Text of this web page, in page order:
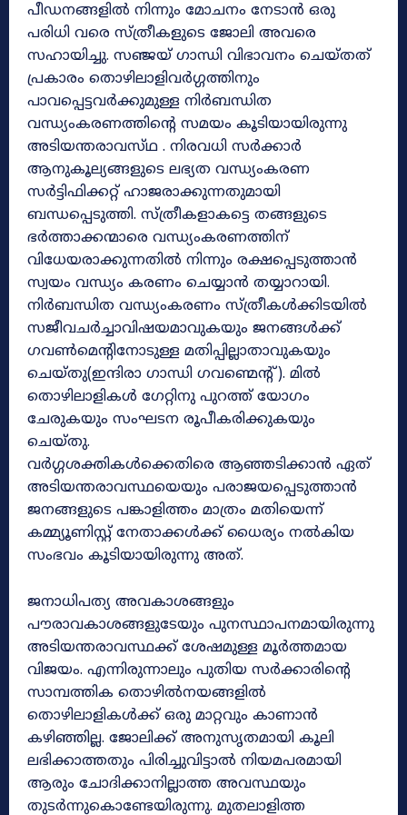
പീഡനങ്ങളിൽ നിന്നും മോചനം നേടാൻ ഒരു
പരിധി വരെ സ്ത്രീകളുടെ ജോലി അവരെ
സഹായിച്ചു. സഞ്ജയ് ഗാന്ധി വിഭാവനം ചെയ്തത്
പ്രകാരം തൊഴിലാളിവർഗ്ഗത്തിനും
പാവപ്പെട്ടവർക്കുമുള്ള നിർബന്ധിത
വന്ധ്യംകരണത്തിന്റെ സമയം കൂടിയായിരുന്നു
അടിയന്തരാവസ്‌ഥ . നിരവധി സർക്കാർ
ആനുകൂല്യങ്ങളുടെ ലഭ്യത വന്ധ്യംകരണ
സർട്ടിഫിക്കറ്റ് ഹാജരാക്കുന്നതുമായി
ബന്ധപ്പെടുത്തി. സ്ത്രീകളാകട്ടെ തങ്ങളുടെ
ഭർത്താക്കന്മാരെ വന്ധ്യംകരണത്തിന്
വിധേയരാക്കുന്നതിൽ നിന്നും രക്ഷപ്പെടുത്താൻ
സ്വയം വന്ധ്യം കരണം ചെയ്യാൻ തയ്യാറായി.
നിർബന്ധിത വന്ധ്യംകരണം സ്ത്രീകൾക്കിടയിൽ
സജീവചർച്ചാവിഷയമാവുകയും ജനങ്ങൾക്ക്
ഗവൺമെന്റിനോടുള്ള മതിപ്പില്ലാതാവുകയും
ചെയ്തു(ഇന്ദിരാ ഗാന്ധി ഗവണ്മെന്റ് ). മിൽ
തൊഴിലാളികൾ ഗേറ്റിനു പുറത്ത് യോഗം
ചേരുകയും സംഘടന രൂപീകരിക്കുകയും
ചെയ്തു.
വർഗ്ഗശക്തികൾക്കെതിരെ ആഞ്ഞടിക്കാൻ ഏത്
അടിയന്തരാവസ്ഥയെയും പരാജയപ്പെടുത്താൻ
ജനങ്ങളുടെ പങ്കാളിത്തം മാത്രം മതിയെന്ന്
കമ്മ്യൂണിസ്റ്റ് നേതാക്കൾക്ക് ധൈര്യം നൽകിയ
സംഭവം കൂടിയായിരുന്നു അത്.
ജനാധിപത്യ അവകാശങ്ങളും
പൗരാവകാശങ്ങളുടേയും പുനസ്ഥാപനമായിരുന്നു
അടിയന്തരാവസ്ഥക്ക് ശേഷമുള്ള മൂർത്തമായ
വിജയം. എന്നിരുന്നാലും പുതിയ സർക്കാരിന്റെ
സാമ്പത്തിക തൊഴിൽനയങ്ങളിൽ
തൊഴിലാളികൾക്ക് ഒരു മാറ്റവും കാണാൻ
കഴിഞ്ഞില്ല. ജോലിക്ക് അനുസൃതമായി കൂലി
ലഭിക്കാത്തതും പിരിച്ചുവിട്ടാൽ നിയമപരമായി
ആരും ചോദിക്കാനില്ലാത്ത അവസ്ഥയും
തുടർന്നുകൊണ്ടേയിരുന്നു. മുതലാളിത്ത